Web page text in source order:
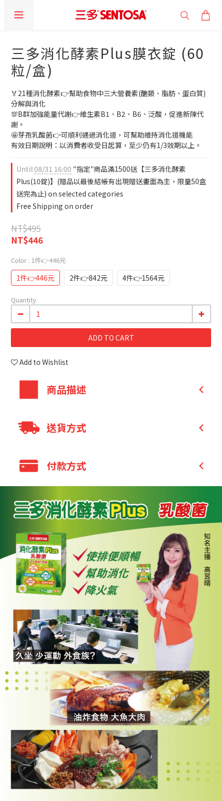
三多消化酵素Plus膜衣錠 (60
粒/盒)
🏅21種消化酵素👉幫助食物中三大營養素(醣類、脂肪、蛋白質)
分解與消化
💯B群加強能量代謝👉維生素B1、B2、B6、泛酸，促進新陳代
謝。
🤩芽孢乳酸菌👉可順利通過消化道，可幫助維持消化道機能
有效日期說明：以消費者收受日起算，至少仍有1/3效期以上。
Until08/31 16:00 "指定"商品滿1500送【三多消化酵素
Plus(10錠)】(贈品以最後結帳有出現贈送畫面為主，限量50盒
送完為止) on selected categories
Free Shipping on order
NT$495
NT$446
Color : 1件👉446元
1件👉446元 2件👉842元 4件👉1564元
Quantity
ADD TO CART
Add to Wishlist
商品描述
添加更多種不同功能性的酵素、含澱粉分解酵
素、脂肪分解酵素、蛋白質分解酵素、鳳梨酵素、木
分解與消化，有助於營養素吸收。
特別添加芽孢乳酸菌：可順利通過消化道，可幫
助維持消化道機能、改變細菌叢生態、健康維持。
添加鎂，有助於身體正常代謝。
送貨方式
Family Mart Pickup and pay in store (B
2C)
Family Mart Pickup only (B2C)
7-11 Pickup and pay in store (B2C)
7-11 Pickup only (B2C)
國際包裹
Others
Others
付款方式
Credit Card
貨到付款
7-11 pick-up and pay
Bank Transfer
LINE Pay